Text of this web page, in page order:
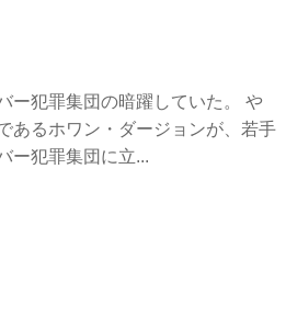
ー犯罪集団の暗躍していた。 や
あるホワン・ダージョンが、若手
ー犯罪集団に立...